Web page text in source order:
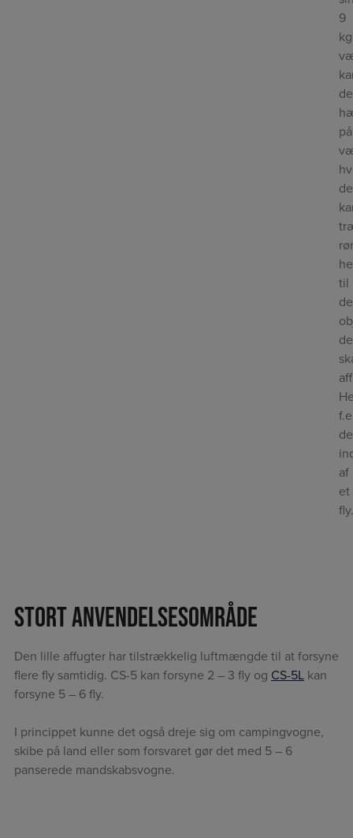
9
på
til
de
af
et
Stort anvendelsesområde
Den lille affugter har tilstrækkelig luftmængde til at forsyne
flere fly samtidig. CS-5 kan forsyne 2 – 3 fly og CS-5Lkan
forsyne 5 – 6 fly.
I princippet kunne det også dreje sig om campingvogne,
skibe på land eller som forsvaret gør det med 5 – 6
panserede mandskabsvogne.